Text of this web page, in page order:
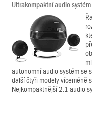
Ultrakompaktní audio systém.
autonomní audio systém se
další čtyři modely víceméně
Nejkompaktnější 2.1 audio